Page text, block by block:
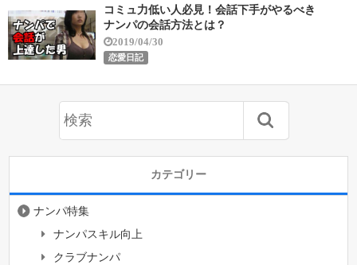
コミュ力低い人必見！会話下手がやるべき
ナンパの会話方法とは？
2019/04/30
恋愛日記
カテゴリー
ナンパ特集
ナンパスキル向上
クラブナンパ